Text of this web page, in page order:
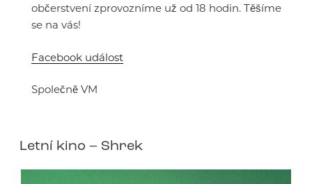
občerstvení zprovozníme už od 18 hodin. Těšíme
se na vás!
Facebook událost
Společně VM
Letní kino – Shrek